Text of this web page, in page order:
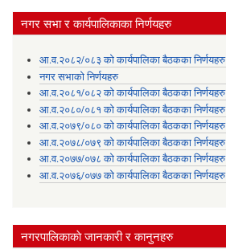
नगर सभा र कार्यपालिकाका निर्णयहरु
आ.व.२०८२/०८३ को कार्यपालिका बैठकका निर्णयहरु
नगर सभाको निर्णयहरु
आ.व.२०८१/०८२ को कार्यपालिका बैठकका निर्णयहरु
आ.व.२०८०/०८१ को कार्यपालिका बैठकका निर्णयहरु
आ.व.२०७९/०८० को कार्यपालिका बैठकका निर्णयहरु
आ.व.२०७८/०७९ को कार्यपालिका बैठकका निर्णयहरु
आ.व.२०७७/०७८ को कार्यपालिका बैठकका निर्णयहरु
आ.व.२०७६/०७७ को कार्यपालिका बैठकका निर्णयहरु
नगरपालिकाकाे जानकारी र कानुनहरु